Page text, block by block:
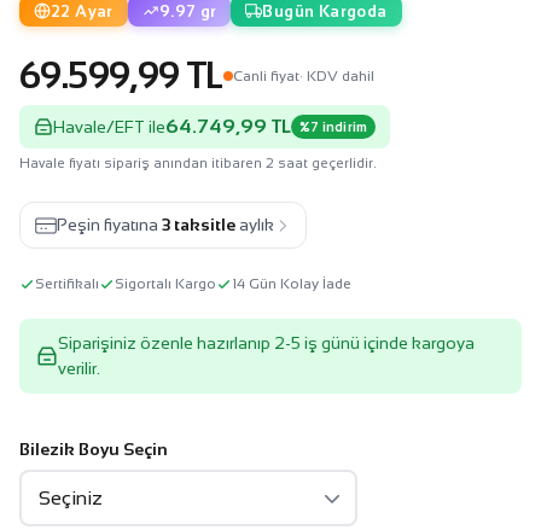
22 Ayar 9.97 gr Bugün Kargoda
69.599,99 TL Canli fiyat· KDV dahil
Havale/EFT ile64.749,99 TL %7 indirim
Havale fiyatı sipariş anından itibaren 2 saat geçerlidir.
Peşin fiyatına 3 taksitle aylık
Sertifikalı Sigortalı Kargo 14 Gün Kolay İade
Siparişiniz özenle hazırlanıp 2-5 iş günü içinde kargoya
verilir.
Bilezik Boyu Seçin